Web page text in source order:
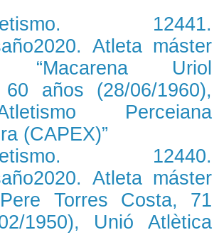
12441.
Atleta máster
“Macarena Uriol
60 años (28/06/1960),
Perceiana
(CAPEX)”
12440.
Atleta máster
Torres Costa, 71
1950), Unió Atlètica